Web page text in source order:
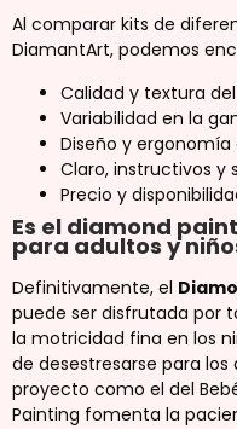
Al comparar kits de
DiamantArt, podemos
Calidad y textura del
Variabilidad en la
Diseño y
Claro, instructivos y
Precio y
Es el diamond
para adultos y
Definitivamente, el
puede ser disfrutada por
la motricidad fina en los
de desestresarse para
proyecto como el del
Painting fomenta la